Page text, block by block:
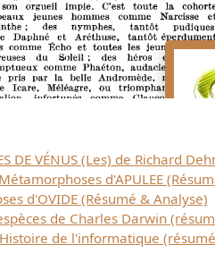
DE VÉNUS (Les) de Richard
d'APULEE
d'OVIDE (Résumé & Analyse)
de Charles Darwin
de l'informatique